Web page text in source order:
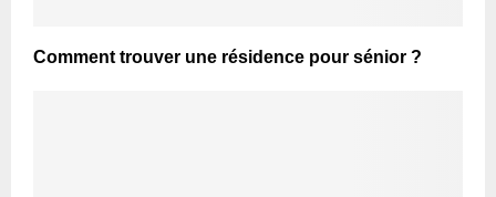
Comment trouver une résidence pour sénior ?